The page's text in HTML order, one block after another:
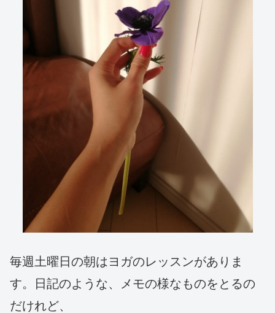
毎週土曜日の朝はヨガのレッスンがありま
す。日記のような、メモの様なものをとるの
だけれど、